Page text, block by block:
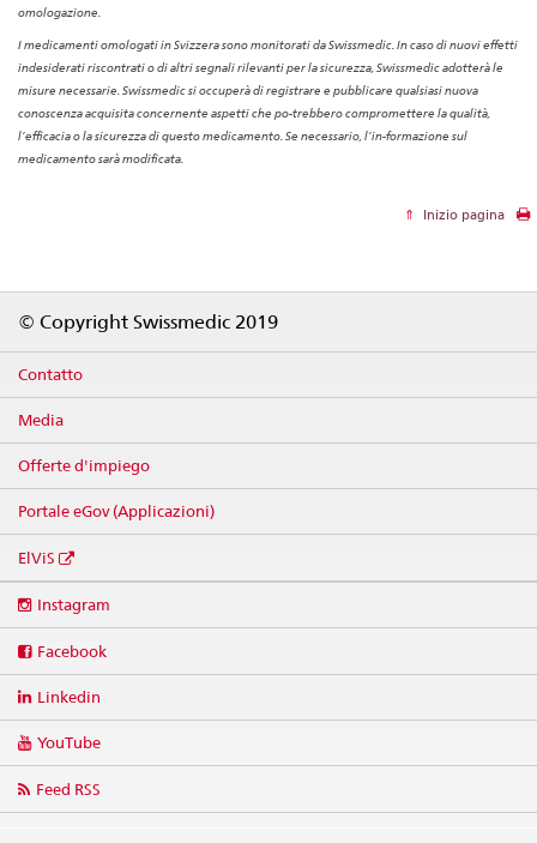
omologazione.
I medicamenti omologati in Svizzera sono monitorati da Swissmedic. In caso di nuovi effetti
indesiderati riscontrati o di altri segnali rilevanti per la sicurezza, Swissmedic adotterà le
misure necessarie. Swissmedic si occuperà di registrare e pubblicare qualsiasi nuova
conoscenza acquisita concernente aspetti che po-trebbero compromettere la qualità,
l’efficacia o la sicurezza di questo medicamento. Se necessario, l’in-formazione sul
medicamento sarà modificata.
Inizio pagina
© Copyright Swissmedic 2019
Contatto
Media
Offerte d'impiego
Portale eGov (Applicazioni)
ElViS
media
Instagram
Facebook
Linkedin
YouTube
Feed RSS